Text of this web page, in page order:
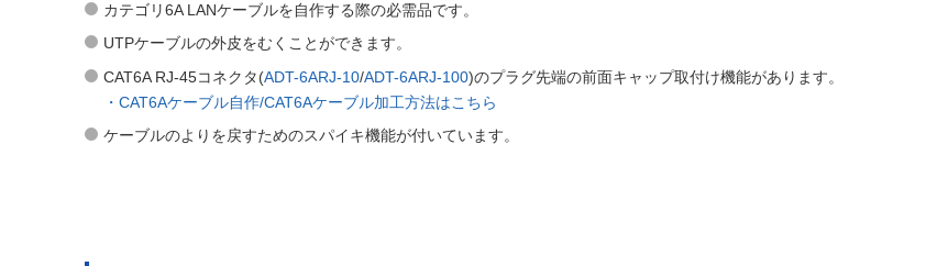
カテゴリ6A LANケーブルを自作する際の必需品です。
UTPケーブルの外皮をむくことができます。
CAT6A RJ-45コネクタ(ADT-6ARJ-10/ADT-6ARJ-100)のプラグ先端の前面キャップ取付け機能があります。
・CAT6Aケーブル自作/CAT6Aケーブル加工方法はこちら
ケーブルのよりを戻すためのスパイキ機能が付いています。